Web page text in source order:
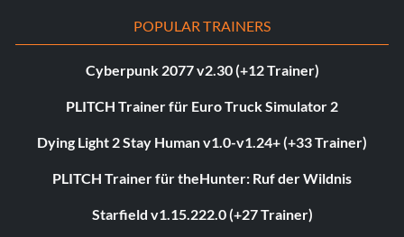
POPULAR TRAINERS
Cyberpunk 2077 v2.30 (+12 Trainer)
PLITCH Trainer für Euro Truck Simulator 2
Dying Light 2 Stay Human v1.0-v1.24+ (+33 Trainer)
PLITCH Trainer für theHunter: Ruf der Wildnis
Starfield v1.15.222.0 (+27 Trainer)